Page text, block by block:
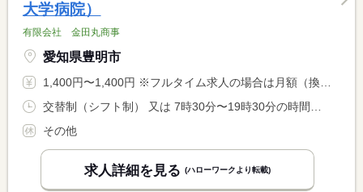
大学病院）
有限会社 金田丸商事
愛知県豊明市
1,400円〜1,400円 ※フルタイム求人の場合は月額（換算額）、パート求人の場合は時間額を表示しています。
その他
求人詳細を見る (ハローワークより転載)